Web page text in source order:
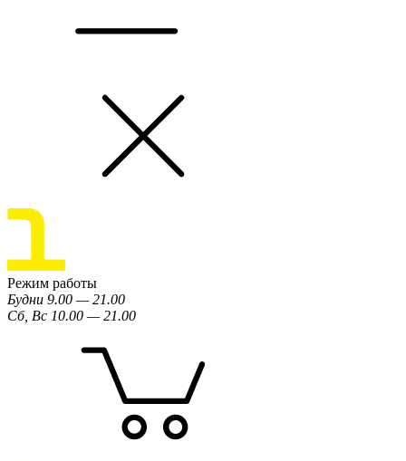
Режим работы
Будни 9.00 — 21.00
Сб, Вс 10.00 — 21.00